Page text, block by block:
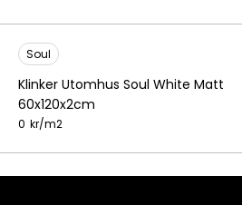
Soul
Klinker Utomhus Soul White Matt
60x120x2cm
0 kr/m2